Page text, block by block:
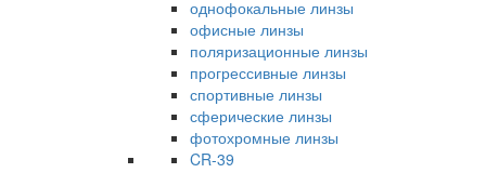
однофокальные линзы
офисные линзы
поляризационные линзы
прогрессивные линзы
спортивные линзы
сферические линзы
фотохромные линзы
CR-39